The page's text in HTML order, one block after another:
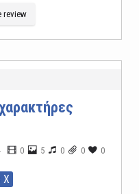
review
0 5 0 0 0
X